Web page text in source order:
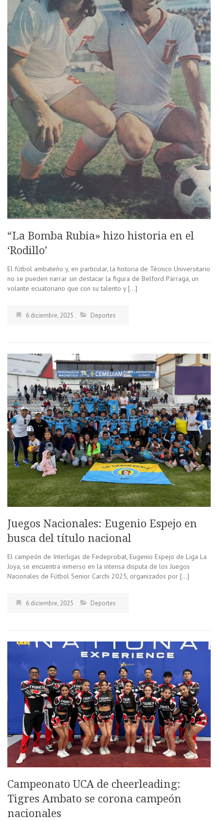
“La Bomba Rubia» hizo historia en el
‘Rodillo’
El fútbol ambateño y, en particular, la historia de Técnico Universitario
no se pueden narrar sin destacar la figura de Belford Párraga, un
volante ecuatoriano que con su talento y […]
6 diciembre, 2025 Deportes
Juegos Nacionales: Eugenio Espejo en
busca del título nacional
El campeón de Interligas de Fedeprobat, Eugenio Espejo de Liga La
Joya, se encuentra inmerso en la intensa disputa de los Juegos
Nacionales de Fútbol Senior Carchi 2025, organizados por […]
6 diciembre, 2025 Deportes
Campeonato UCA de cheerleading:
Tigres Ambato se corona campeón
nacionales